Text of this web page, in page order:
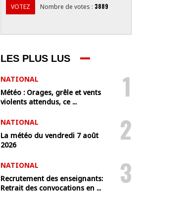
VOTEZ Nombre de votes : 3889
LES PLUS LUS
NATIONAL
Météo : Orages, grêle et vents
violents attendus, ce ...
1
NATIONAL
La météo du vendredi 7 août
2026
2
NATIONAL
Recrutement des enseignants:
Retrait des convocations en ...
3